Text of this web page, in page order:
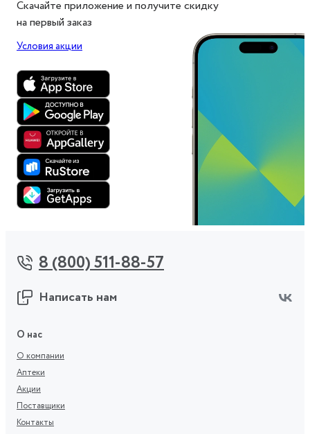
Скачайте приложение и получите скидку
на первый заказ
Условия акции
8 (800) 511-88-57
Написать нам
О нас
О компании
Аптеки
Акции
Поставщики
Контакты